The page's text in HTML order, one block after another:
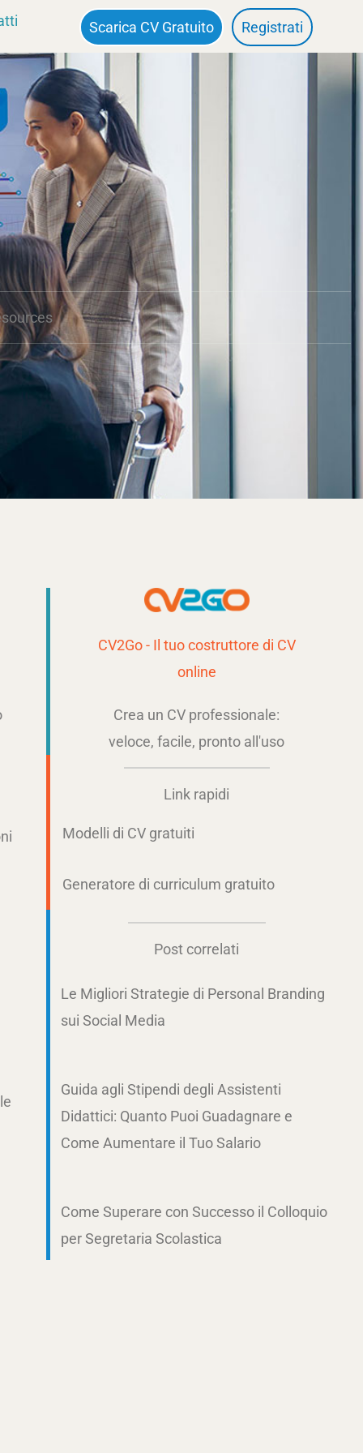
Scarica CV Gratuito Registrati
CV2Go - Il tuo costruttore di CV
online
Crea un CV professionale:
veloce, facile, pronto all'uso
Link rapidi
Modelli di CV gratuiti
Generatore di curriculum gratuito
Post correlati
Le Migliori Strategie di Personal Branding
sui Social Media
Guida agli Stipendi degli Assistenti
Didattici: Quanto Puoi Guadagnare e
Come Aumentare il Tuo Salario
Come Superare con Successo il Colloquio
per Segretaria Scolastica